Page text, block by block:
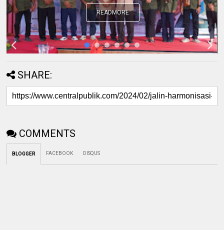
READMORE
SHARE:
COMMENTS
BLOGGER FACEBOOK DISQUS